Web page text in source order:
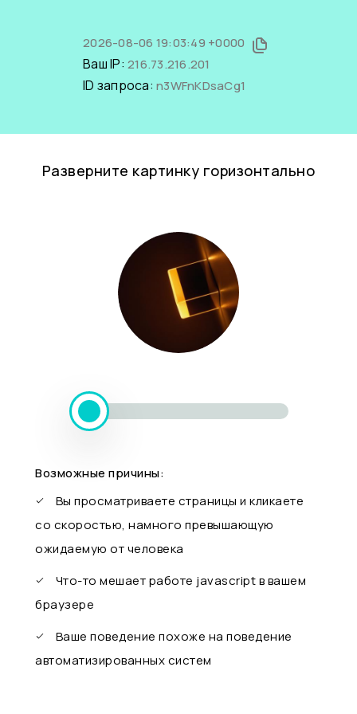
2026-08-06 19:03:49 +0000
Ваш IP: 216.73.216.201
ID запроса: n3WFnKDsaCg1
Разверните картинку горизонтально
Возможные причины:
Вы просматриваете страницы и кликаете
со скоростью, намного превышающую
ожидаемую от человека
Что-то мешает работе javascript в вашем
браузере
Ваше поведение похоже на поведение
автоматизированных систем